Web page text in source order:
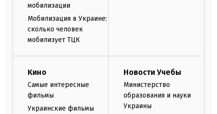
мобилизации
Мобилизация в Украине:
сколько человек
мобилизует ТЦК
Кино
Самые интересные
фильмы
Украинские фильмы
Новости Учебы
Министерство
образования и науки
Украины